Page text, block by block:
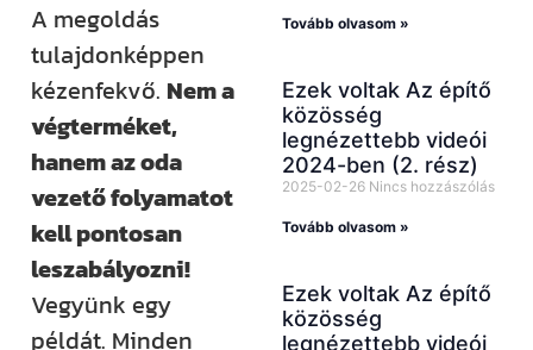
A megoldás
tulajdonképpen
kézenfekvő. Nem a
végterméket,
hanem az oda
vezető folyamatot
kell pontosan
leszabályozni!
Vegyünk egy
példát. Minden
Tovább olvasom »
Ezek voltak Az építő
közösség
legnézettebb videói
2024-ben (2. rész)
2025-02-26 Nincs hozzászólás
Tovább olvasom »
Ezek voltak Az építő
közösség
legnézettebb videói